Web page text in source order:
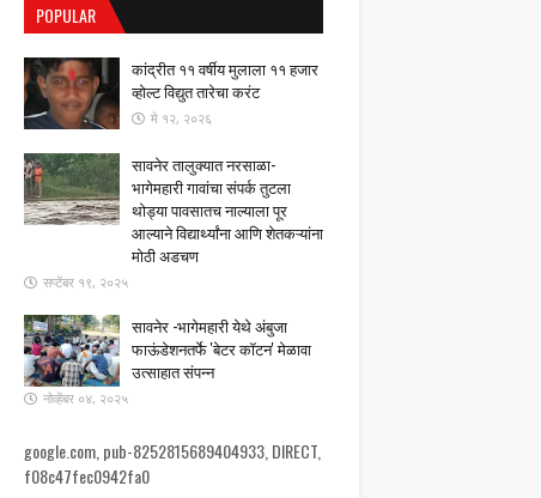
POPULAR
कांद्रीत ११ वर्षीय मुलाला ११ हजार
व्होल्ट विद्युत तारेचा करंट
मे १२, २०२६
सावनेर तालुक्यात नरसाळा-
भागेमहारी गावांचा संपर्क तुटला ​
थोड्या पावसातच नाल्याला पूर
आल्याने विद्यार्थ्यांना आणि शेतकऱ्यांना
मोठी अडचण
सप्टेंबर १९, २०२५
सावनेर -भागेमहारी येथे अंबुजा
फाऊंडेशनतर्फे 'बेटर कॉटन' मेळावा
उत्साहात संपन्न
नोव्हेंबर ०४, २०२५
google.com, pub-8252815689404933, DIRECT,
f08c47fec0942fa0